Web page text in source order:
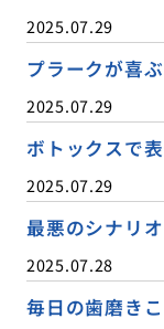
2025.07.29
プラークが喜
2025.07.29
ボトックスで
2025.07.29
最悪のシナリ
2025.07.28
毎日の歯磨き